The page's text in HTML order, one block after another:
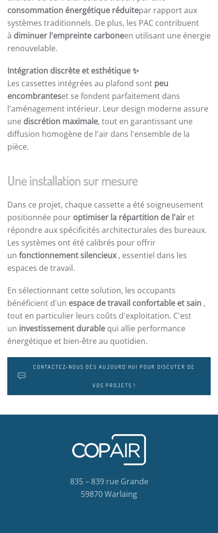
consommation énergétique réduitepar rapport aux
systèmes traditionnels. De plus, les PAC contribuent
à diminuer l'empreinte carboneen utilisant une énergie
renouvelable.
Intégration discrète et esthétique✨
Les cassettes intégrées au plafond sont peu
encombranteset se fondent parfaitement dans
l'aménagement intérieur. Leur design moderne assure
une discrétion maximale, tout en garantissant une
diffusion homogène de l'air dans l'ensemble de la
pièce.
Une installation sur mesure
Dans ce projet, chaque cassette a été soigneusement
positionnée pour optimiser la répartition de l'air et
répondre aux spécificités architecturales des bureaux.
Les systèmes ont été calibrés pour offrir
un fonctionnement silencieux, essentiel dans les
espaces de travail.
En sélectionnant cette solution, les occupants
bénéficient d'un espace de travail confortable et sain ,
tout en particulier leurs coûts d'exploitation. C'est
un investissement durable qui allie performance
énergétique et bien-être au quotidien.
CONTACTEZ-NOUS DÈS AUJOURD'HUI POUR DISCUTER DE
VOS PROJETS !
835 – 839 rue Grande
59870 Warlaing